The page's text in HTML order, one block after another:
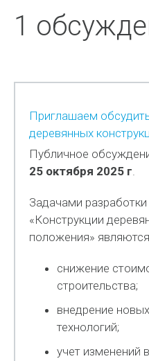
1
Приглашаем
деревянных
Публичное
25 октября 2025 г.
Задачами
«Конструкции
положения»
снижение
строительства;
внедрение
технологий;
учет изменений